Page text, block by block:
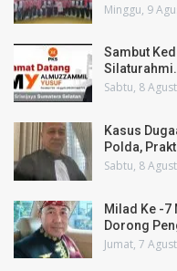
Minggu, 9
Sambut
Sabtu, 8
Kasus
Polda,
Sabtu, 8
Milad Ke -7
Dorong
Jumat, 7